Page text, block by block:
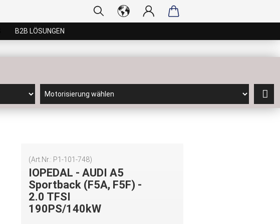
B2B LÖSUNGEN
(Art.Nr.: P1-101-748)
IOPEDAL - AUDI A5
Sportback (F5A, F5F) -
2.0 TFSI
190PS/140kW